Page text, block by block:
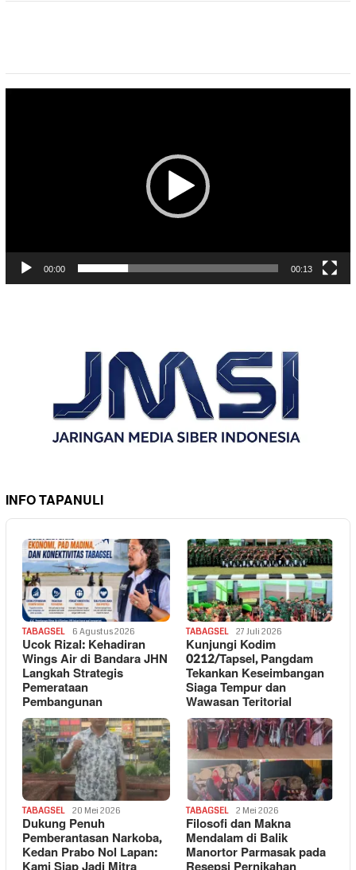
00:00 00:13
INFO TAPANULI
TABAGSEL 6 Agustus 2026
Ucok Rizal: Kehadiran
Wings Air di Bandara JHN
Langkah Strategis
Pemerataan
Pembangunan
TABAGSEL 27 Juli 2026
Kunjungi Kodim
0212/Tapsel, Pangdam
Tekankan Keseimbangan
Siaga Tempur dan
Wawasan Teritorial
TABAGSEL 20 Mei 2026
Dukung Penuh
Pemberantasan Narkoba,
Kedan Prabo Nol Lapan:
TABAGSEL 2 Mei 2026
Filosofi dan Makna
Mendalam di Balik
Manortor Parmasak pada